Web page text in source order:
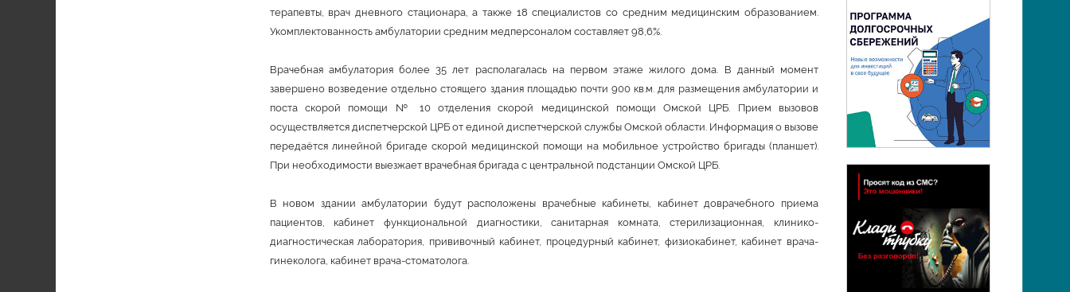
терапевты, врач дневного стационара, а также 18 специалистов со средним медицинским образованием.
Укомплектованность амбулатории средним медперсоналом составляет 98,6%.
Врачебная амбулатория более 35 лет располагалась на первом этаже жилого дома. В данный момент
завершено возведение отдельно стоящего здания площадью почти 900 кв.м. для размещения амбулатории и
поста скорой помощи № 10 отделения скорой медицинской помощи Омской ЦРБ. Прием вызовов
осуществляется диспетчерской ЦРБ от единой диспетчерской службы Омской области. Информация о вызове
передаётся линейной бригаде скорой медицинской помощи на мобильное устройство бригады (планшет).
При необходимости выезжает врачебная бригада с центральной подстанции Омской ЦРБ.
В новом здании амбулатории будут расположены врачебные кабинеты, кабинет доврачебного приема
пациентов, кабинет функциональной диагностики, санитарная комната, стерилизационная, клинико-
диагностическая лаборатория, прививочный кабинет, процедурный кабинет, физиокабинет, кабинет врача-
гинеколога, кабинет врача-стоматолога.